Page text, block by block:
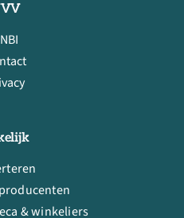
& winkeliers